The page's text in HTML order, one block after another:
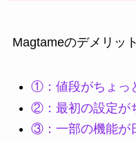
Magtameのデメリッ
①：値段がちょっ
②：最初の設定が
③：一部の機能が